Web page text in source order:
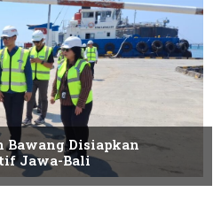
Bawang Disiapkan
Jawa-Bali